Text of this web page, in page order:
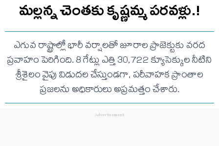
మల్లన్న చెంతకు కృష్ణమ్మ పరవళ్లు.!
ఎగువ రాష్ట్రాల్లో భారీ వర్షాలతో జూరాల ప్రాజెక్టుకు వరద
ప్రవాహం పెరిగింది. 8 గేట్లు ఎత్తి 30,722 క్యూసెక్కుల నీటిని
శ్రీశైలం వైపు విడుదల చేస్తుండగా, పరీవాహక ప్రాంతాల
ప్రజలను అధికారులు అప్రమత్తం చేశారు.